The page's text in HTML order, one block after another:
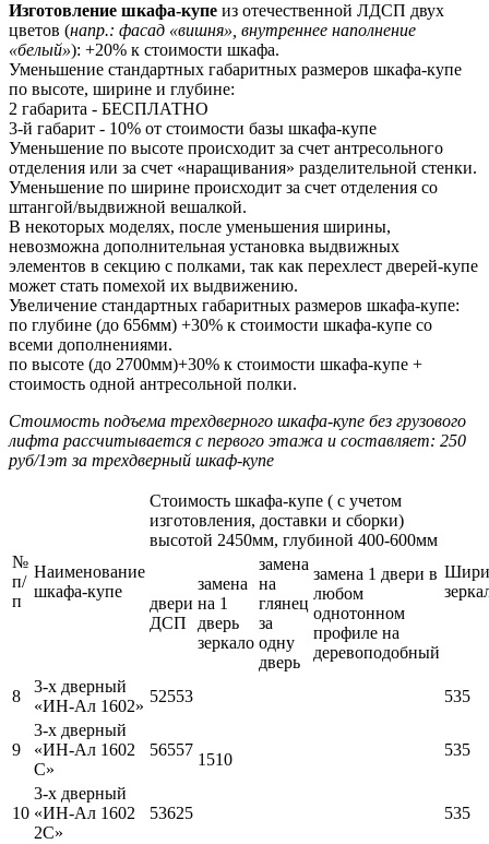
Изготовление шкафа-купе из отечественной ЛДСП двух
цветов (напр.: фасад «вишня», внутреннее наполнение
«белый»): +20% к стоимости шкафа.
Уменьшение стандартных габаритных размеров шкафа-купе
по высоте, ширине и глубине:
2 габарита - БЕСПЛАТНО
3-й габарит - 10% от стоимости базы шкафа-купе
Уменьшение по высоте происходит за счет антресольного
отделения или за счет «наращивания» разделительной стенки.
Уменьшение по ширине происходит за счет отделения со
штангой/выдвижной вешалкой.
В некоторых моделях, после уменьшения ширины,
невозможна дополнительная установка выдвижных
элементов в секцию с полками, так как перехлест дверей-купе
может стать помехой их выдвижению.
Увеличение стандартных габаритных размеров шкафа-купе:
по глубине (до 656мм) +30% к стоимости шкафа-купе со
всеми дополнениями.
по высоте (до 2700мм)+30% к стоимости шкафа-купе +
стоимость одной антресольной полки.
Стоимость подъема трехдверного шкафа-купе без грузового
лифта рассчитывается с первого этажа и составляет: 250
руб/1эт за трехдверный шкаф-купе
№
п/
п
Наименование
шкафа-купе
Стоимость шкафа-купе ( с учетом
изготовления, доставки и сборки)
высотой 2450мм, глубиной 400-600мм
двери
ДСП
замена
на 1
дверь
зеркало
замена
на
глянец
за
одну
дверь
замена 1 двери в
любом
однотонном
профиле на
деревоподобный
8
3-х дверный
«ИН-Ал 1602»
52553
1510
535
9
3-х дверный
«ИН-Ал 1602
С»
56557 535
10
3-х дверный
«ИН-Ал 1602
2C»
53625 535